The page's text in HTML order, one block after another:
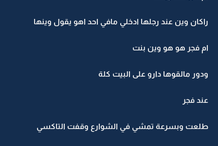
راكان وين عند رجلها ادخلي مافي احد اهو يقول وينها
ام فجر هو هو وين بنت
ودور مالقوها دارو على البيت كلة
عند فجر
طلعت وبسرعة تمشي في الشوارع وقفت التاكسي